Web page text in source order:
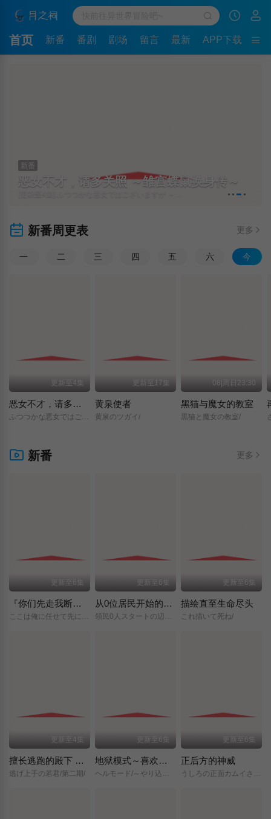
首页 新番 番剧 剧场 留言 最新 APP下载
新番
恶女不才，请多关照 ～雏宫蝶鼠换身传～
新番周更表 更多
一 二 三 四 五 六 今
更新至4集
恶女不才，请多关照 ～雏宫蝶鼠换身传～
ふつつかな悪女ではございますが/～雛宮蝶鼠とりかえ伝～/
更新至17集
黄泉使者
黄泉のツガイ/
08|周日23:30
黑猫与魔女的教室
黒猫と魔女の教室/
新番 更多
更新至6集
『你们先走我断后』，于是10年后我成为了传说
更新至6集
从0位居民开始的边境领主大人
更新至6集
描绘直至生命尽头
これ描いて死ね/
更新至4集
擅长逃跑的殿下 第二季
逃げ上手の若君/第二期/
更新至6集
地狱模式～喜欢挑战特殊成就的玩家在废设定的异世界成为无双～第二季
ヘルモード/～やり込み好きのゲーマーは廃設定の異世界で無双する～/2nd/Season/
更新至6集
正后方的神威
うしろの正面カムイさん/